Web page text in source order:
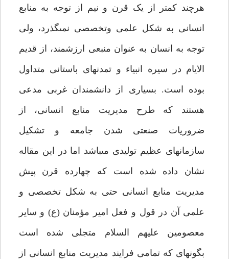
هرچند کمتر از یک قرن و نیم از توجه به منابع
انسانى به شکل علمى وتخصصى نمى‏گذرد، ولى
توجه به انسان به عنوان منبعى ارزشمند، از قدیم
الایام در سیره انبیاء و تمدن‏هاى باستانى متداول
بوده است. بسیارى از دانشمندان غربى مدعى
هستند که طرح مدیریت منابع انسانى، از
ضروریات صنعتى شدن جامعه و تشکیل
سازمان‏هاى عظیم تولیدى مى‏باشد اما در این مقاله
نشان داده شده است که چهارده قرن پیش
مدیریت منابع انسانى حتى به شکل تخصصى و
علمى آن در قول و فعل امیر مؤمنان (ع) و سایر
معصومین علیهم السلام متجلى شده است
بگونه‏اى که تمامى فرایند مدیریت منابع انسانى از